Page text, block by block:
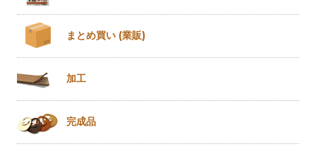
まとめ買い (業販)
加工
完成品